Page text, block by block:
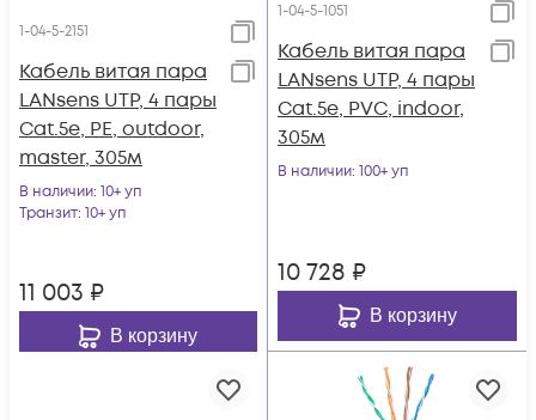
1-04-5-2151
Кабель витая пара
LANsens UTP, 4 пары
Cat.5e, PE, outdoor,
master, 305м
В наличии: 10+ уп
Транзит: 10+ уп
11 003 ₽
В корзину
1-04-5-1051
Кабель витая пара
LANsens UTP, 4 пары
Cat.5e, PVC, indoor,
305м
В наличии: 100+ уп
10 728 ₽
В корзину